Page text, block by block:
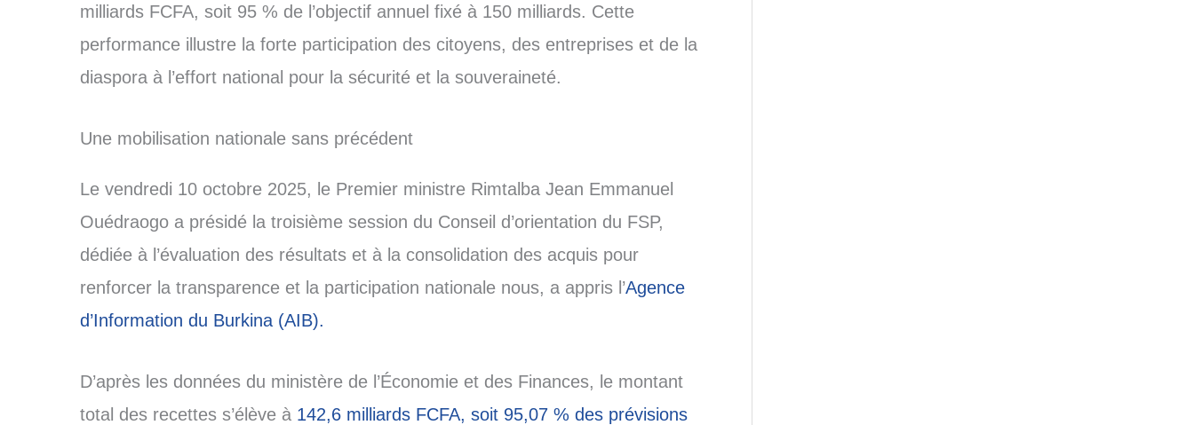
milliards FCFA, soit 95 % de l’objectif annuel fixé à 150 milliards. Cette
performance illustre la forte participation des citoyens, des entreprises et de la
diaspora à l’effort national pour la sécurité et la souveraineté.
Une mobilisation nationale sans précédent
Le vendredi 10 octobre 2025, le Premier ministre Rimtalba Jean Emmanuel
Ouédraogo a présidé la troisième session du Conseil d’orientation du FSP,
dédiée à l’évaluation des résultats et à la consolidation des acquis pour
renforcer la transparence et la participation nationale nous, a appris l’Agence
d’Information du Burkina (AIB).
D’après les données du ministère de l’Économie et des Finances, le montant
total des recettes s’élève à 142,6 milliards FCFA, soit 95,07 % des prévisions